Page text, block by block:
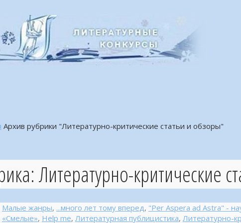
Архив рубрики "Литературно-критические статьи и обзоры"
Литературно-критические
Малые жанры, ...много лет тому вперед, "Per Aspera ad Astra" -
«Смелые», Help me, Литературная публицистика, Литературно-